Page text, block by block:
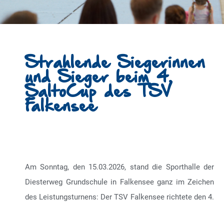
Strahlende Siegerinnen
und Sieger beim 4.
Am Sonntag, den 15.03.2026, stand die Sporthalle der